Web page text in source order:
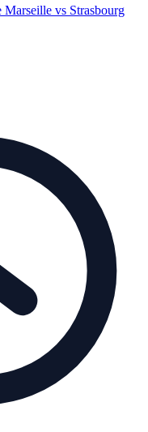
vs Strasbourg